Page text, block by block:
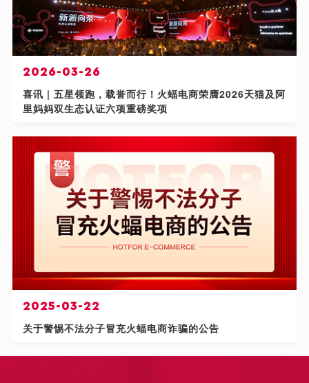
2026-03-26
喜讯 | 五星领跑，载誉而行！火蝠电商荣膺2026天猫及阿
里妈妈双生态认证六项重磅奖项
2025-03-22
关于警惕不法分子冒充火蝠电商诈骗的公告